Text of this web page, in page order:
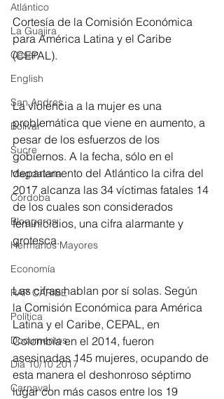
Atlántico
La Guajira
Cesar
English
San Andres
Bolívar
Sucre
Magdalena
Córdoba
Bloggeros
Hermanos Mayores
Economía
RAP CARIBE
Política
Documentos
Día 10/10 2017
Carnaval
Cortesía de la Comisión Económica
para América Latina y el Caribe
(CEPAL).
La violencia a la mujer es una
problemática que viene en aumento, a
pesar de los esfuerzos de los
gobiernos. A la fecha, sólo en el
departamento del Atlántico la cifra del
2017 alcanza las 34 víctimas fatales 14
de los cuales son considerados
feminicidios, una cifra alarmante y
grotesca.
Las cifras hablan por sí solas. Según
la Comisión Económica para América
Latina y el Caribe, CEPAL, en
Colombia en el 2014, fueron
asesinadas 145 mujeres, ocupando de
esta manera el deshonroso séptimo
lugar con más casos entre los 19